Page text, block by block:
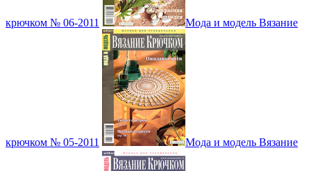
крючком № 06-2011 Мода и модель Вязание
крючком № 05-2011 Мода и модель Вязание